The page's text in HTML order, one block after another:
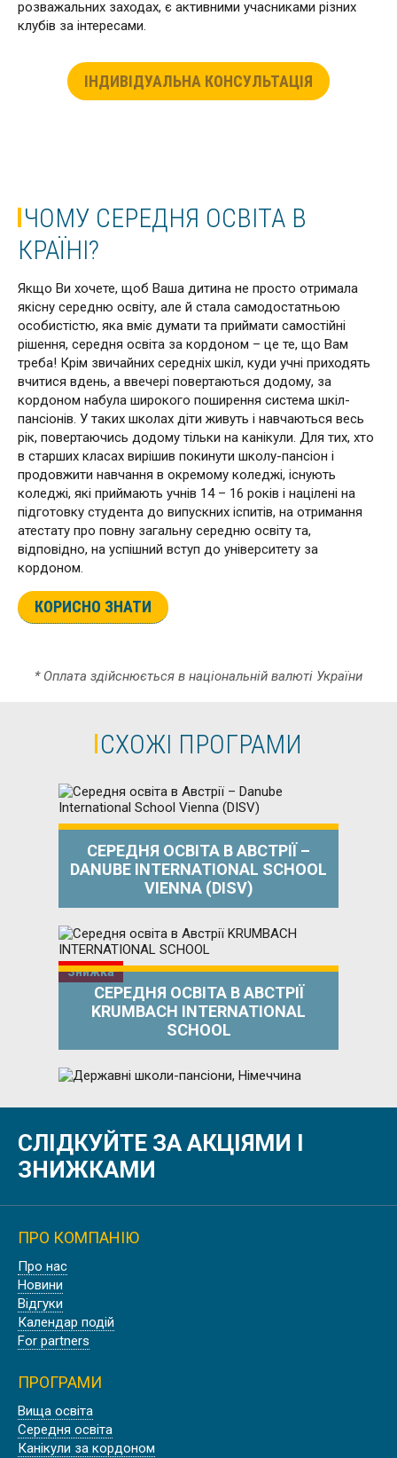
розважальних заходах, є активними учасниками різних
клубів за інтересами.
ІНДИВІДУАЛЬНА КОНСУЛЬТАЦІЯ
ЧОМУ СЕРЕДНЯ ОСВІТА В
КРАЇНІ?
Якщо Ви хочете, щоб Ваша дитина не просто отримала
якісну середню освіту, але й стала самодостатньою
особистістю, яка вміє думати та приймати самостійні
рішення, середня освіта за кордоном – це те, що Вам
треба! Крім звичайних середніх шкіл, куди учні приходять
вчитися вдень, а ввечері повертаються додому, за
кордоном набула широкого поширення система шкіл-
пансіонів. У таких школах діти живуть і навчаються весь
рік, повертаючись додому тільки на канікули. Для тих, хто
в старших класах вирішив покинути школу-пансіон і
продовжити навчання в окремому коледжі, існують
коледжі, які приймають учнів 14 – 16 років і націлені на
підготовку студента до випускних іспитів, на отримання
атестату про повну загальну середню освіту та,
відповідно, на успішний вступ до університету за
кордоном.
КОРИСНО ЗНАТИ
* Оплата здійснюється в національній валюті України
СХОЖІ ПРОГРАМИ
СЕРЕДНЯ ОСВІТА В АВСТРІЇ –
DANUBE INTERNATIONAL SCHOOL
VIENNA (DISV)
Знижка
СЕРЕДНЯ ОСВІТА В АВСТРІЇ
KRUMBACH INTERNATIONAL
SCHOOL
ДЕРЖАВНІ ШКОЛИ-ПАНСІОНИ,
НІМЕЧЧИНА
PADWORTH COLLEGE, АНГЛІЯ
СЛІДКУЙТЕ ЗА АКЦІЯМИ І
ЗНИЖКАМИ
ПРО КОМПАНІЮ
Про нас
Новини
Відгуки
Календар подій
For partners
ПРОГРАМИ
Вища освіта
Середня освіта
Канікули за кордоном